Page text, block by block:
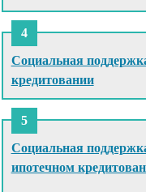
Социальная
кредитовании
Социальная
ипотечном